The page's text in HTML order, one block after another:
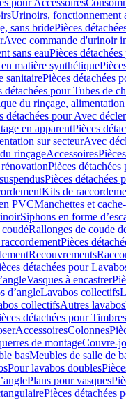
pour Accessoires
Urinoirs, fonctionnement
sans bridePièces
Avec commande d'urinoir
sans eauPièces
matière synthétique
sanitairePièces détachées
détachées pour Tubes de
du rinçage, alimentation
détachées pour Avec
en apparentPièces
sur secteurAvec
rinçageAccessoires
Pièces
Pièces détachées
Kits de
PVCManchettes et
Siphons en forme
coudéRallonges de coude
Pièces
Recouvrements
détachées pour
Vasques à encastrer
d’angleLavabos collectifs
collectifsAutres lavabos
détachées pour
AccessoiresColonnes
de montageCouvre-
basMeubles de salle de
Pour lavabos doubles
Plans pour vasques
Pièces détachées